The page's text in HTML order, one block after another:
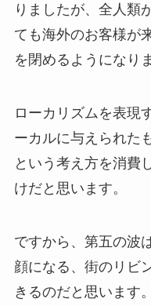
りましたが、全人類
ても海外のお客様が
を閉めるようになり
ローカリズムを表現
ーカルに与えられた
という考え方を消費
けだと思います。
ですから、第五の波
顔になる、街のリビ
きるのだと思います。